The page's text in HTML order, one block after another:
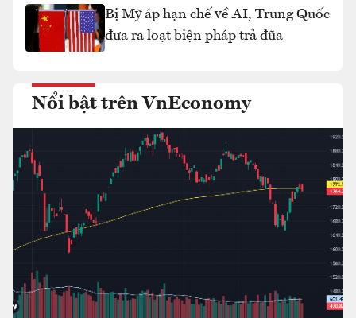
Bị Mỹ áp hạn chế về AI, Trung Quốc
đưa ra loạt biện pháp trả đũa
Nổi bật trên VnEconomy